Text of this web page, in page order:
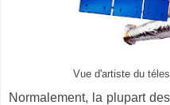
Vue d'artiste du
Normalement, la plupart